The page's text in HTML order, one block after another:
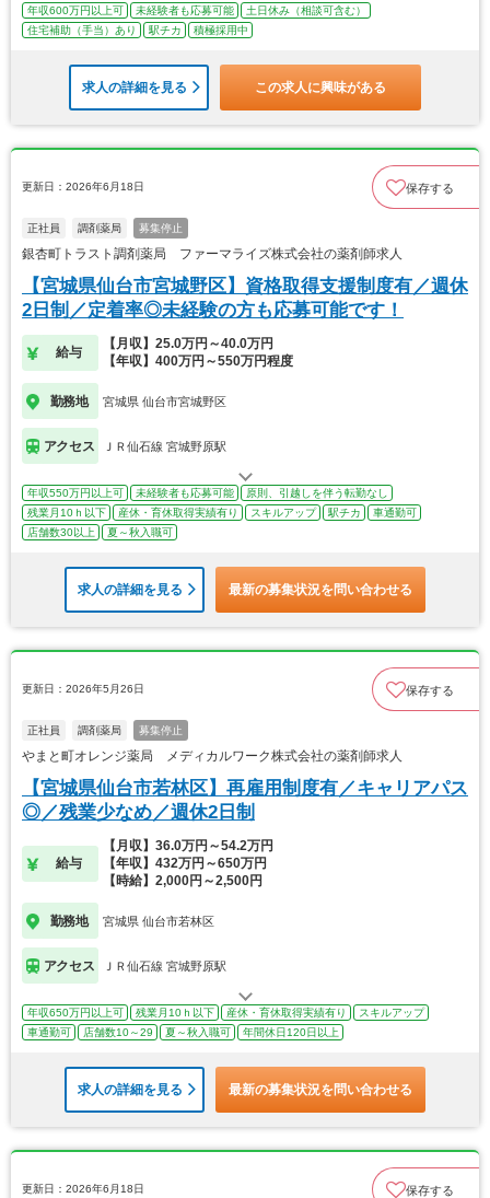
年収600万円以上可 未経験者も応募可能
土日休み（相談可含む）
住宅補助（手当）あり
駅チカ 積極採用中
求人の詳細を見る この求人に興味がある
更新日：2026年6月18日 保存する
正社員 調剤薬局 募集停止
銀杏町トラスト調剤薬局 ファーマライズ株式会社の薬剤師求人
【宮城県仙台市宮城野区】資格取得支援制度有／週休
2日制／定着率◎未経験の方も応募可能です！
給与
【月収】25.0万円～40.0万円
【年収】400万円～550万円程度
勤務地 宮城県 仙台市宮城野区
アクセス ＪＲ仙石線 宮城野原駅
年収550万円以上可 未経験者も応募可能
原則、引越しを伴う転勤なし
残業月10ｈ以下
産休・育休取得実績有り スキルアップ 駅チカ
車通勤可
店舗数30以上
夏～秋入職可
求人の詳細を見る 最新の募集状況を問い合わせる
更新日：2026年5月26日 保存する
正社員 調剤薬局 募集停止
やまと町オレンジ薬局 メディカルワーク株式会社の薬剤師求人
【宮城県仙台市若林区】再雇用制度有／キャリアパス
◎／残業少なめ／週休2日制
給与
【月収】36.0万円～54.2万円
【年収】432万円～650万円
【時給】2,000円～2,500円
勤務地 宮城県 仙台市若林区
アクセス ＪＲ仙石線 宮城野原駅
年収650万円以上可 残業月10ｈ以下 産休・育休取得実績有り
スキルアップ
車通勤可
店舗数10～29 夏～秋入職可 年間休日120日以上
求人の詳細を見る 最新の募集状況を問い合わせる
更新日：2026年6月18日 保存する